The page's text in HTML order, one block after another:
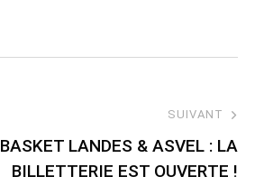
SUIVANT
BASKET LANDES & ASVEL : LA
BILLETTERIE EST OUVERTE !